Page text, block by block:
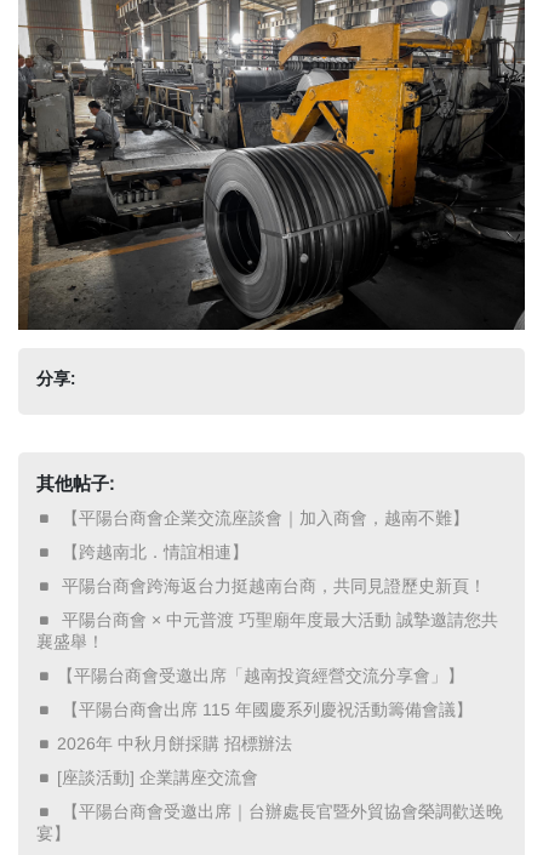
分享:
其他帖子:
​ 【平陽台商會企業交流座談會｜加入商會，越南不難】 ​
​ 【跨越南北．情誼相連】 ​
​ 平陽台商會跨海返台力挺越南台商，共同見證歷史新頁！ ​
​ 平陽台商會 × 中元普渡 巧聖廟年度最大活動 誠摯邀請您共
襄盛舉！ ​
【平陽台商會受邀出席「越南投資經營交流分享會」】
​ 【平陽台商會出席 115 年國慶系列慶祝活動籌備會議】 ​
2026年 中秋月餅採購 招標辦法
[座談活動] 企業講座交流會
​ 【平陽台商會受邀出席｜台辦處長官暨外貿協會榮調歡送晚
宴】 ​